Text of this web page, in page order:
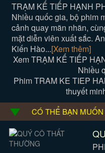
TRẠM KẾ TIẾP HẠNH
Nhiều quốc gia, bộ phim
cảnh quay mãn nhãn,
mặt diễn viên xuất sắc.
Kiến Hào...[Xem thêm]
Xem TRẠM KẾ TIẾP
Nhiều
Phim TRAM KE TIEP
thuyết
CÓ THỂ BẠN